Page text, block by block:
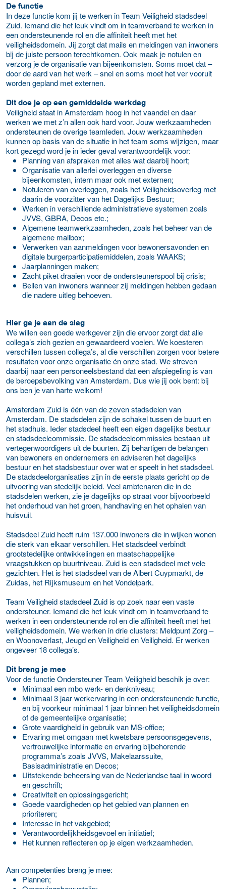
De functie
In deze functie kom jij te werken in Team Veiligheid stadsdeel
Zuid. Iemand die het leuk vindt om in teamverband te werken in
een ondersteunende rol en die affiniteit heeft met het
veiligheidsdomein. Jij zorgt dat mails en meldingen van inwoners
bij de juiste persoon terechtkomen. Ook maak je notulen en
verzorg je de organisatie van bijeenkomsten. Soms moet dat –
door de aard van het werk – snel en soms moet het ver vooruit
worden gepland met externen.
Dit doe je op een gemiddelde werkdag
Veiligheid staat in Amsterdam hoog in het vaandel en daar
werken we met z’n allen ook hard voor. Jouw werkzaamheden
ondersteunen de overige teamleden. Jouw werkzaamheden
kunnen op basis van de situatie in het team soms wijzigen, maar
kort gezegd word je in ieder geval verantwoordelijk voor:
Planning van afspraken met alles wat daarbij hoort;
Organisatie van allerlei overleggen en diverse
bijeenkomsten, intern maar ook met externen;
Notuleren van overleggen, zoals het Veiligheidsoverleg met
daarin de voorzitter van het Dagelijks Bestuur;
Werken in verschillende administratieve systemen zoals
JVVS, GBRA, Decos etc.;
Algemene teamwerkzaamheden, zoals het beheer van de
algemene mailbox;
Verwerken van aanmeldingen voor bewonersavonden en
digitale burgerparticipatiemiddelen, zoals WAAKS;
Jaarplanningen maken;
Zacht piket draaien voor de ondersteunerspool bij crisis;
Bellen van inwoners wanneer zij meldingen hebben gedaan
die nadere uitleg behoeven.
Hier ga je aan de slag
We willen een goede werkgever zijn die ervoor zorgt dat alle
collega’s zich gezien en gewaardeerd voelen. We koesteren
verschillen tussen collega’s, al die verschillen zorgen voor betere
resultaten voor onze organisatie én onze stad. We streven
daarbij naar een personeelsbestand dat een afspiegeling is van
de beroepsbevolking van Amsterdam. Dus wie jij ook bent: bij
ons ben je van harte welkom!
Amsterdam Zuid is één van de zeven stadsdelen van
Amsterdam. De stadsdelen zijn de schakel tussen de buurt en
het stadhuis. Ieder stadsdeel heeft een eigen dagelijks bestuur
en stadsdeelcommissie. De stadsdeelcommissies bestaan uit
vertegenwoordigers uit de buurten. Zij behartigen de belangen
van bewoners en ondernemers en adviseren het dagelijks
bestuur en het stadsbestuur over wat er speelt in het stadsdeel.
De stadsdeelorganisaties zijn in de eerste plaats gericht op de
uitvoering van stedelijk beleid. Veel ambtenaren die in de
stadsdelen werken, zie je dagelijks op straat voor bijvoorbeeld
het onderhoud van het groen, handhaving en het ophalen van
huisvuil.
Stadsdeel Zuid heeft ruim 137.000 inwoners die in wijken wonen
die sterk van elkaar verschillen. Het stadsdeel verbindt
grootstedelijke ontwikkelingen en maatschappelijke
vraagstukken op buurtniveau. Zuid is een stadsdeel met vele
gezichten. Het is het stadsdeel van de Albert Cuypmarkt, de
Zuidas, het Rijksmuseum en het Vondelpark.
Team Veiligheid stadsdeel Zuid is op zoek naar een vaste
ondersteuner. Iemand die het leuk vindt om in teamverband te
werken in een ondersteunende rol en die affiniteit heeft met het
veiligheidsdomein. We werken in drie clusters: Meldpunt Zorg –
en Woonoverlast, Jeugd en Veiligheid en Veiligheid. Er werken
ongeveer 18 collega’s.
Dit breng je mee
Voor de functie Ondersteuner Team Veiligheid beschik je over:
Minimaal een mbo werk- en denkniveau;
Minimaal 3 jaar werkervaring in een ondersteunende functie,
en bij voorkeur minimaal 1 jaar binnen het veiligheidsdomein
of de gemeentelijke organisatie;
Grote vaardigheid in gebruik van MS-office;
Ervaring met omgaan met kwetsbare persoonsgegevens,
vertrouwelijke informatie en ervaring bijbehorende
programma’s zoals JVVS, Makelaarssuite,
Basisadministratie en Decos;
Uitstekende beheersing van de Nederlandse taal in woord
en geschrift;
Creativiteit en oplossingsgericht;
Goede vaardigheden op het gebied van plannen en
prioriteren;
Interesse in het vakgebied;
Verantwoordelijkheidsgevoel en initiatief;
Het kunnen reflecteren op je eigen werkzaamheden.
Aan competenties breng je mee:
Plannen;